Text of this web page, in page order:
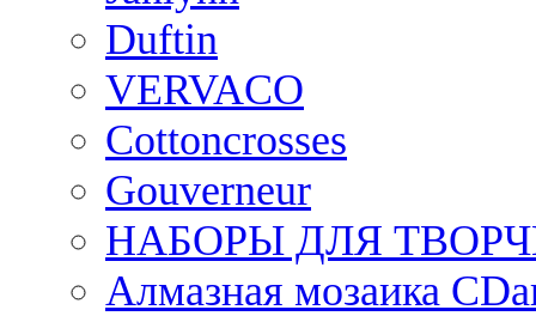
Duftin
VERVACO
Cottoncrosses
Gouverneur
НАБОРЫ ДЛЯ
Алмазная мозаика